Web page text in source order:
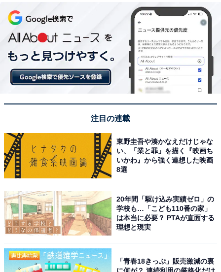
「鬼怒川温泉 あさや」は100種以上の豪華ブッフ
注目の連載
東野圭吾や湊かなえだけじゃな
い、「業と罪」を描く『映画ち
いかわ』から強く連想した映画
8選
20年間「駆け込み実績ゼロ」の
学校も…「こども110番の家」
は本当に必要？ PTAが直面する
理想と現実
「青春18きっぷ」販売激減の裏